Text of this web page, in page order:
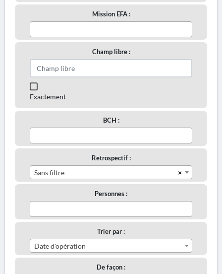
Mission EFA :
Champ libre :
Exactement
BCH :
Retrospectif :
×
Sans filtre
Personnes :
Trier par :
Date d'opération
De façon :